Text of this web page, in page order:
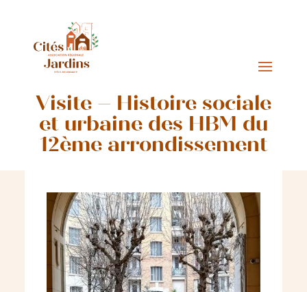
Visite – Histoire sociale
et urbaine des HBM du
12ème arrondissement